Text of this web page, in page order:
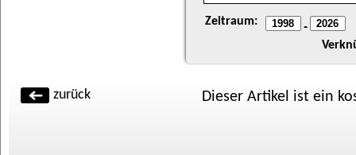
Zeitraum: -
zurück Dieser Artikel ist ein